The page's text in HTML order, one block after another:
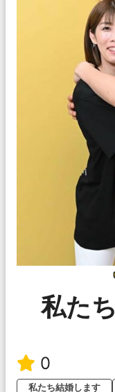
私た
0
私たち結婚します